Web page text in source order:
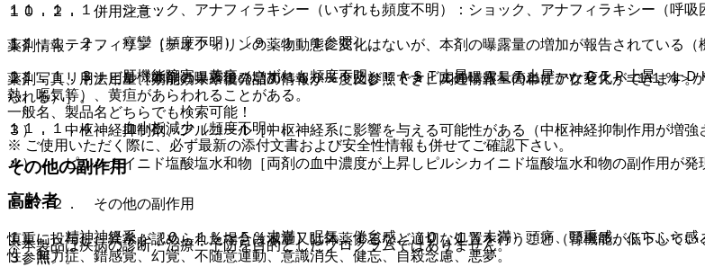
１０．２． 併用注意：
１）． テオフィリン［テオフィリンの薬物動態に変化はないが、本剤の曝露量の増加が報告されている（
２）． リトナビル［本剤の曝露量の増加＜４０％＞及びリトナビルの曝露量のわずかな変化＜−１１％＞
られる）］。
３）． 中枢神経抑制剤、アルコール［中枢神経系に影響を与える可能性がある（中枢神経抑制作用が増強
４）． ピルシカイニド塩酸塩水和物［両剤の血中濃度が上昇しピルシカイニド塩酸塩水和物の副作用が発
高齢者
慎重に投与し、異常が認められた場合は減量又は休薬するなど適切な処置を行うこと（腎機能が低下して
３参照〕。
１１．１．１． ショック、アナフィラキシー（いずれも頻度不明）：ショック、アナフィラキシー（呼吸
１１．１．２． 痙攣（頻度不明）〔９．１．１参照〕。
１１．１．３． 肝機能障害、黄疸（いずれも頻度不明）：ＡＳＴ上昇、ＡＬＴ上昇、γ−ＧＴＰ上昇、Ｌ
熱、嘔気等）、黄疸があらわれることがある。
１１．１．４． 血小板減少（頻度不明）。
その他の副作用
１１．２． その他の副作用
１）． 精神神経系：（０．１％〜５％未満）眠気、倦怠感、（０．１％未満）頭痛、頭重感、ふらふら
性、無力症、錯感覚、幻覚、不随意運動、意識消失、健忘、自殺念慮、悪夢。
薬剤情報
薬剤写真、用法用量、効能効果や後発品の情報が一度に参照でき、関連情報へ簡単にアクセスができます。
一般名、製品名どちらでも検索可能！
※ ご使用いただく際に、必ず最新の添付文書および安全性情報も併せてご確認下さい。
※本製品は疾病の診断・治療・予防を目的としたプログラムではありません。